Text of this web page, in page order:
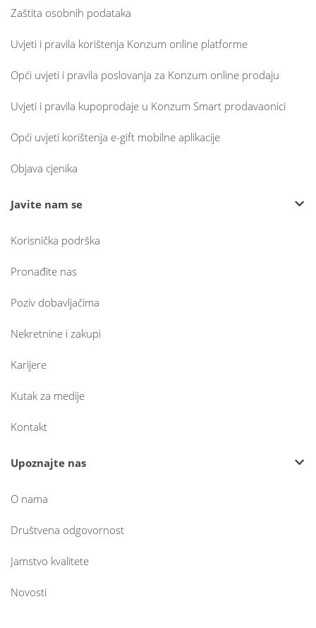
Zaštita osobnih podataka
Uvjeti i pravila korištenja Konzum online platforme
Opći uvjeti i pravila poslovanja za Konzum online prodaju
Uvjeti i pravila kupoprodaje u Konzum Smart prodavaonici
Opći uvjeti korištenja e-gift mobilne aplikacije
Objava cjenika
Javite nam se
Korisnička podrška
Pronađite nas
Poziv dobavljačima
Nekretnine i zakupi
Karijere
Kutak za medije
Kontakt
Upoznajte nas
O nama
Društvena odgovornost
Jamstvo kvalitete
Novosti